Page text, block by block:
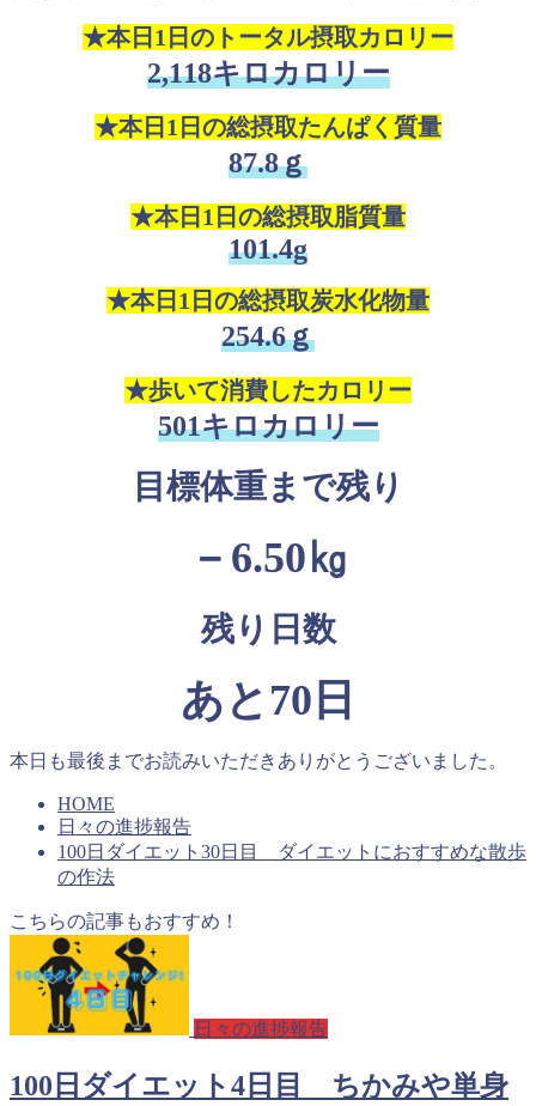
★本日1日のトータル摂取カロリー
2,118キロカロリー
★本日1日の総摂取たんぱく質量
87.8ｇ
★本日1日の総摂取脂質量
101.4g
★本日1日の総摂取炭水化物量
254.6ｇ
★歩いて消費したカロリー
501キロカロリー
目標体重まで残り
－6.50㎏
残り日数
あと70日
本日も最後までお読みいただきありがとうございました。
HOME
日々の進捗報告
100日ダイエット30日目 ダイエットにおすすめな散歩
の作法
こちらの記事もおすすめ！
日々の進捗報告
100日ダイエット4日目 ちかみや単身